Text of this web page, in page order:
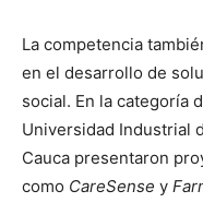
La competencia
en el desarrollo de
social. En la categoría
Universidad Industrial
Cauca presentaron
como CareSense y